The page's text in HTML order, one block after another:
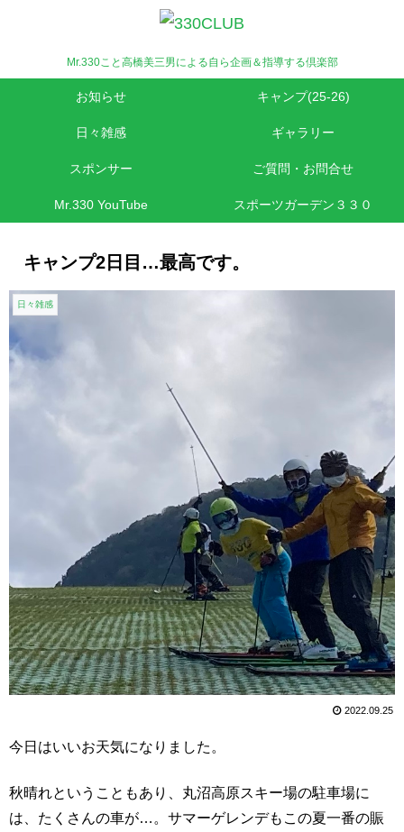
Mr.330こと高橋美三男による自ら企画＆指導する倶楽部
お知らせ キャンプ(25-26)
日々雑感 ギャラリー
スポンサー ご質問・お問合せ
Mr.330 YouTube スポーツガーデン３３０
キャンプ2日目…最高です。
日々雑感
2022.09.25
今日はいいお天気になりました。
秋晴れということもあり、丸沼高原スキー場の駐車場に
は、たくさんの車が…。サマーゲレンデもこの夏一番の賑